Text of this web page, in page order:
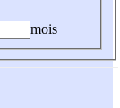
mois